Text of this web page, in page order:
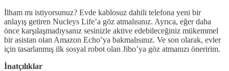
İlham mı istiyorsunuz? Evde kablosuz dahili telefona yeni bir
anlayış getiren Nucleys Life’a göz atmalısınız. Ayrıca, eğer daha
önce karşılaşmadıysanız sesinizle aktive edebileceğiniz mükemmel
bir asistan olan Amazon Echo’ya bakmalısınız. Ve son olarak, evler
için tasarlanmış ilk sosyal robot olan Jibo’ya göz atmanızı öneririm.
İnatçılıklar